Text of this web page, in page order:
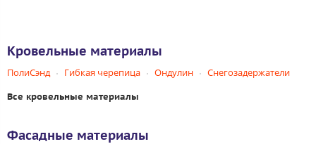
Кровельные материалы
ПолиСэнд Гибкая черепица Ондулин Снегозадержатели
Все кровельные материалы
Фасадные материалы